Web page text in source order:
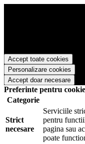
Papetarie.ro este necesar
cookie-uri.
Accept toate cookies
Personalizare cookies
Accept doar necesare
Preferinte pentru
Categorie
Strict
necesare
Serviciile
pentru
pagina sau
poate